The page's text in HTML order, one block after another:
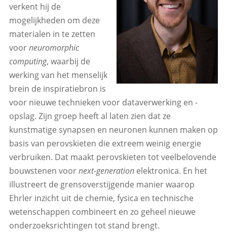
verkent hij de
mogelijkheden om deze
materialen in te zetten
voorneuromorphic
computing, waarbij de
werking van het menselijk
brein de inspiratiebron is
voor nieuwe technieken voor dataverwerking en -
opslag. Zijn groep heeft al laten zien dat ze
kunstmatige synapsen en neuronen kunnen maken op
basis van perovskieten die extreem weinig energie
verbruiken. Dat maakt perovskieten tot veelbelovende
bouwstenen voornext-generationelektronica. En het
illustreert de grensoverstijgende manier waarop
Ehrler inzicht uit de chemie, fysica en technische
wetenschappen combineert en zo geheel nieuwe
onderzoeksrichtingen tot stand brengt.